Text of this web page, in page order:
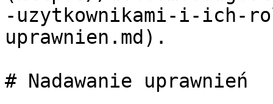
-uzytkownikami-i-ich-
uprawnien.md).
# Nadawanie uprawnień